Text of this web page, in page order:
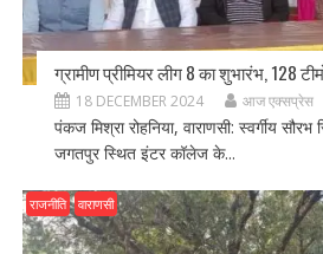
ग्रामीण प्रीमियर लीग 8 का शुभारंभ, 128
18 DECEMBER 2024 आज एक्सप्रेस
पंकज मिश्रा रोहनिया, वाराणसी: स्वर्गीय
जगतपुर स्थित इंटर कॉलेज के...
राजनीति वाराणसी